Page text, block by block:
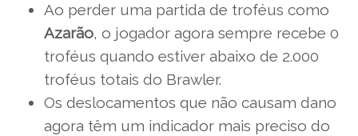
Ao perder uma partida de troféus como
Azarão, o jogador agora sempre recebe 0
troféus quando estiver abaixo de 2.000
troféus totais do Brawler.
Os deslocamentos que não causam dano
agora têm um indicador mais preciso do